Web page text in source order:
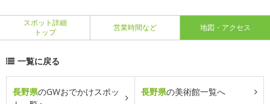
スポット詳細
トップ
営業時間など 地図・アクセス
一覧に戻る
長野県のGWおでかけスポッ
長野県の美術館一覧へ